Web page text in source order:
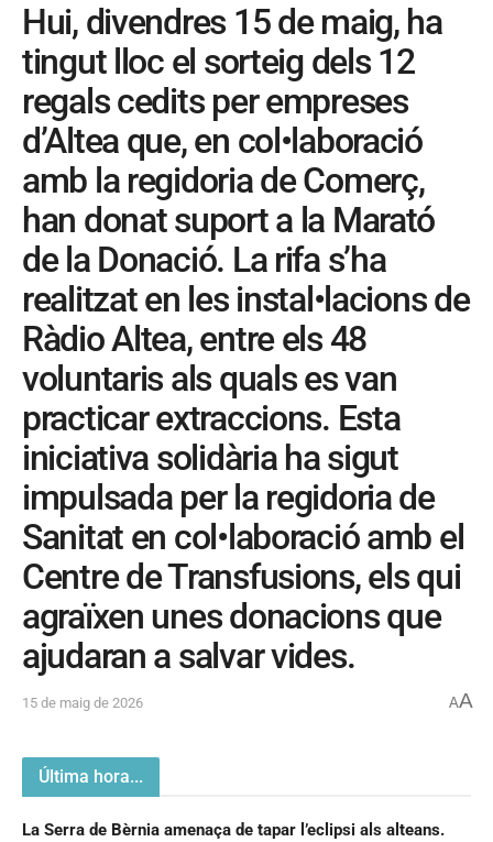
Hui, divendres 15 de maig, ha
tingut lloc el sorteig dels 12
regals cedits per empreses
d’Altea que, en col•laboració
amb la regidoria de Comerç,
han donat suport a la Marató
de la Donació. La rifa s’ha
realitzat en les instal•lacions de
Ràdio Altea, entre els 48
voluntaris als quals es van
practicar extraccions. Esta
iniciativa solidària ha sigut
impulsada per la regidoria de
Sanitat en col•laboració amb el
Centre de Transfusions, els qui
agraïxen unes donacions que
ajudaran a salvar vides.
15 de maig de 2026 AA
Última hora...
La Serra de Bèrnia amenaça de tapar l’eclipsi als alteans.